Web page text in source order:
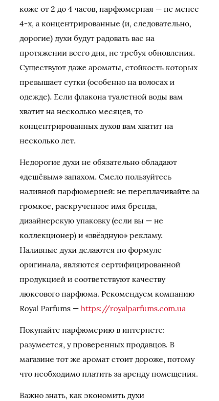
коже от 2 до 4 часов, парфюмерная — не менее
4-х, а концентрированные (и, следовательно,
дорогие) духи будут радовать вас на
протяжении всего дня, не требуя обновления.
Существуют даже ароматы, стойкость которых
превышает сутки (особенно на волосах и
одежде). Если флакона туалетной воды вам
хватит на несколько месяцев, то
концентрированных духов вам хватит на
несколько лет.
Недорогие духи не обязательно обладают
«дешёвым» запахом. Смело пользуйтесь
наливной парфюмерией: не переплачивайте за
громкое, раскрученное имя бренда,
дизайнерскую упаковку (если вы — не
коллекционер) и «звёздную» рекламу.
Наливные духи делаются по формуле
оригинала, являются сертифицированной
продукцией и соответствуют качеству
люксового парфюма. Рекомендуем компанию
Royal Parfums — https://royalparfums.com.ua
Покупайте парфюмерию в интернете:
разумеется, у проверенных продавцов. В
магазине тот же аромат стоит дороже, потому
что необходимо платить за аренду помещения.
Важно знать, как экономить духи